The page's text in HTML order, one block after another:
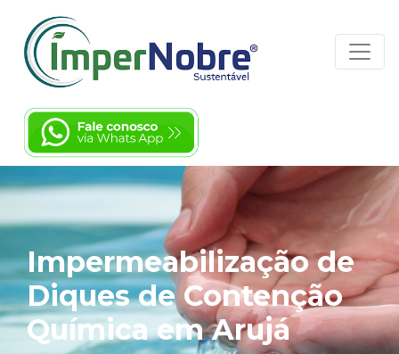
Impermeabilização de
Diques de Contenção
Química em Arujá